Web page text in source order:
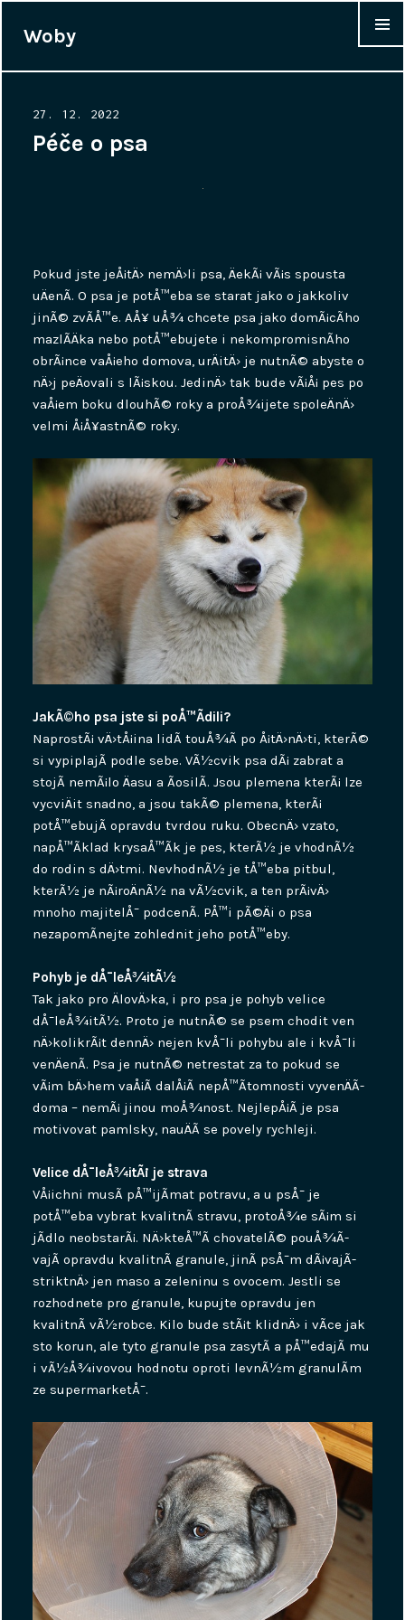
Woby
Posted
on
27. 12. 2022
Péče o psa
Pokud jste jeÅ¡tÄ› nemÄ›li psa, ÄekÃ¡ vÃ¡s spousta
uÄenÃ­. O psa je potÅ™eba se starat jako o jakkoliv
jinÃ© zvÃ­Å™e. AÅ¥ uÅ¾ chcete psa jako domÃ¡cÃ­ho
mazlÃ­Äka nebo potÅ™ebujete i nekompromisnÃ­ho
obrÃ¡nce vaÅ¡eho domova, urÄitÄ› je nutnÃ© abyste o
nÄ›j peÄovali s lÃ¡skou. JedinÄ› tak bude vÃ¡Å¡ pes po
vaÅ¡em boku dlouhÃ© roky a proÅ¾ijete spoleÄnÄ›
velmi Å¡Å¥astnÃ© roky.
JakÃ©ho psa jste si poÅ™Ã­dili?
NaprostÃ¡ vÄ›tÅ¡ina lidÃ­ touÅ¾Ã­ po Å¡tÄ›nÄ›ti, kterÃ©
si vypiplajÃ­ podle sebe. VÃ½cvik psa dÃ¡ zabrat a
stojÃ­ nemÃ¡lo Äasu a ÃºsilÃ­. Jsou plemena kterÃ¡ lze
vycviÄit snadno, a jsou takÃ© plemena, kterÃ¡
potÅ™ebujÃ­ opravdu tvrdou ruku. ObecnÄ› vzato,
napÅ™Ã­klad krysaÅ™Ã­k je pes, kterÃ½ je vhodnÃ½
do rodin s dÄ›tmi. NevhodnÃ½ je tÅ™eba pitbul,
kterÃ½ je nÃ¡roÄnÃ½ na vÃ½cvik, a ten prÃ¡vÄ›
mnoho majitelÅ¯ podcenÃ­. PÅ™i pÃ©Äi o psa
nezapomÃ­nejte zohlednit jeho potÅ™eby.
Pohyb je dÅ¯leÅ¾itÃ½
Tak jako pro ÄlovÄ›ka, i pro psa je pohyb velice
dÅ¯leÅ¾itÃ½. Proto je nutnÃ© se psem chodit ven
nÄ›kolikrÃ¡t dennÄ› nejen kvÅ¯li pohybu ale i kvÅ¯li
venÄenÃ­. Psa je nutnÃ© netrestat za to pokud se
vÃ¡m bÄ›hem vaÅ¡Ã­ dalÅ¡Ã­ nepÅ™Ã­tomnosti vyvenÄÃ­
doma – nemÃ¡ jinou moÅ¾nost. NejlepÅ¡Ã­ je psa
motivovat pamlsky, nauÄÃ­ se povely rychleji.
Velice dÅ¯leÅ¾itÃ¡ je strava
VÅ¡ichni musÃ­ pÅ™ijÃ­mat potravu, a u psÅ¯ je
potÅ™eba vybrat kvalitnÃ­ stravu, protoÅ¾e sÃ¡m si
jÃ­dlo neobstarÃ¡. NÄ›kteÅ™Ã­ chovatelÃ© pouÅ¾Ã­
vajÃ­ opravdu kvalitnÃ­ granule, jinÃ­ psÅ¯m dÃ¡vajÃ­
striktnÄ› jen maso a zeleninu s ovocem. Jestli se
rozhodnete pro granule, kupujte opravdu jen
kvalitnÃ­ vÃ½robce. Kilo bude stÃ¡t klidnÄ› i vÃ­ce jak
sto korun, ale tyto granule psa zasytÃ­ a pÅ™edajÃ­ mu
i vÃ½Å¾ivovou hodnotu oproti levnÃ½m granulÃ­m
ze supermarketÅ¯.